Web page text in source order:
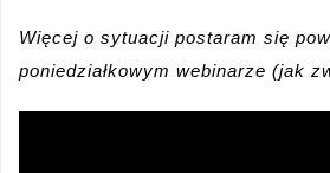
Więcej o sytuacji postaram się
poniedziałkowym webinarze (jak